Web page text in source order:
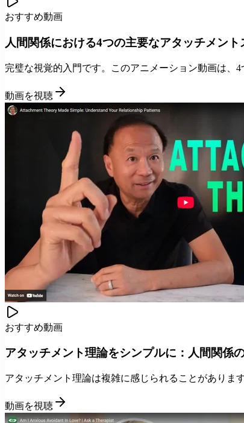
おすすめ動画
人間関係における4つの主要なアタッチメント
完璧な視覚的入門です。このアニメーション動画は、
動画を視聴
おすすめ動画
アタッチメント理論をシンプルに：人間関係
アタッチメント理論は複雑に感じられることがありま
動画を視聴